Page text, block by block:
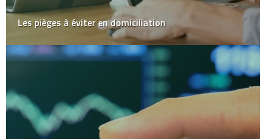
Les pièges à éviter en domiciliation